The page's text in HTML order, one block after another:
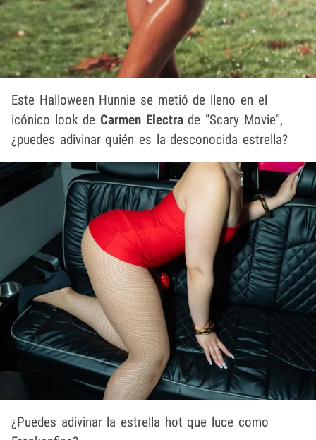
Este Halloween Hunnie se metió de lleno en el
icónico look deCarmen Electrade "Scary Movie",
¿puedes adivinar quién es la desconocida estrella?
¿Puedes adivinar la estrella hot que luce como